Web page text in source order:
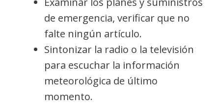
de emergencia, verificar que no
falte ningún artículo.
Sintonizar la radio o la televisión
para escuchar la información
meteorológica de último
momento.